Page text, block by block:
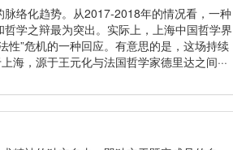
络化趋势。从2017-2018年的情况看，一种
学之辩最为突出。实际上，上海中国哲学界
性”危机的一种回应。有意思的是，这场持续
海，源于王元化与法国哲学家德里达之间···